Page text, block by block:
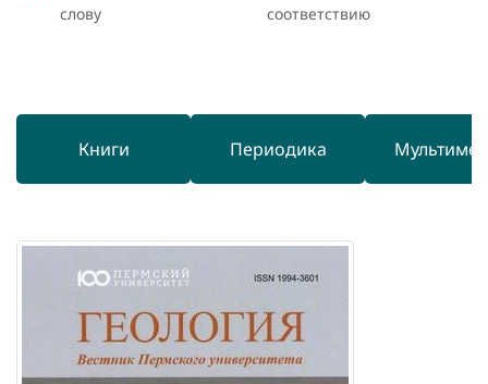
слову
соответствию
Книги Периодика